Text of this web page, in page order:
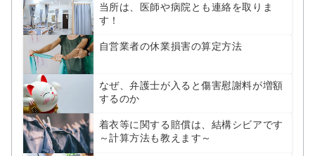
当所は、医師や病院とも連絡を取りま
す！
自営業者の休業損害の算定方法
なぜ、弁護士が入ると傷害慰謝料が増額
するのか
着衣等に関する賠償は、結構シビアです
～計算方法も教えます～